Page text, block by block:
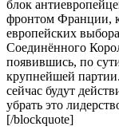
блок
фронтом Франции,
европейских
Соединённого
появившись, по
крупнейшей
сейчас будут
убрать это
[/blockquote]